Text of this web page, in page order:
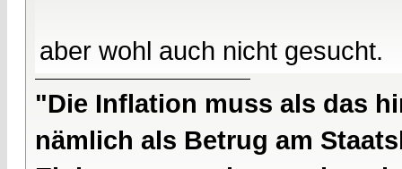
aber wohl auch nicht gesucht.
"Die Inflation muss als das
nämlich als Betrug am